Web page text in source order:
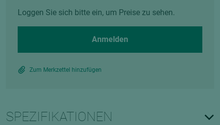
Loggen Sie sich bitte ein, um Preise zu sehen.
Anmelden
Zum Merkzettel hinzufügen
SPEZIFIKATIONEN